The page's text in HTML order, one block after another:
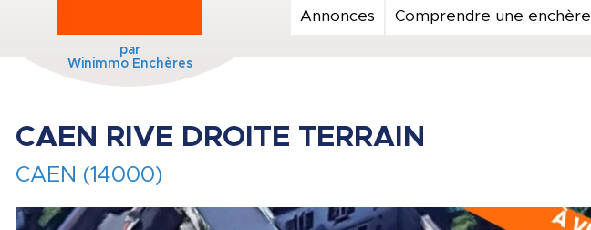
par
Winimmo Enchères
Annonces Comprendre une enchère
CAEN RIVE DROITE TERRAIN
CAEN (14000)